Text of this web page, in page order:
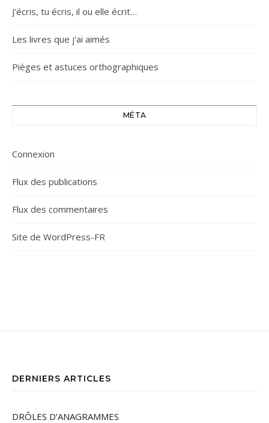
J'écris, tu écris, il ou elle écrit…
Les livres que j'ai aimés
Pièges et astuces orthographiques
MÉTA
Connexion
Flux des publications
Flux des commentaires
Site de WordPress-FR
DERNIERS ARTICLES
DRÔLES D’ANAGRAMMES